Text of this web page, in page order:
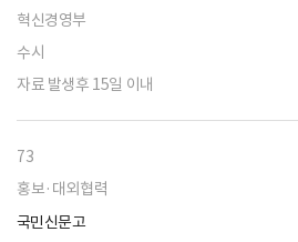
혁신경영부
수시
자료 발생후 15일 이내
73
홍보·대외협력
국민신문고